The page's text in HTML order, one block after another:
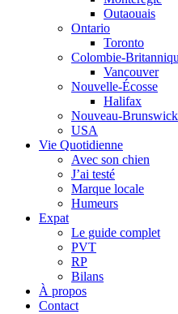
Outaouais
Ontario
Toronto
Colombie-
Vancouver
Nouvelle-Écosse
Halifax
Nouveau-Brunswick
USA
Vie Quotidienne
Avec son chien
J’ai testé
Marque locale
Humeurs
Expat
Le guide complet
PVT
RP
Bilans
À propos
Contact